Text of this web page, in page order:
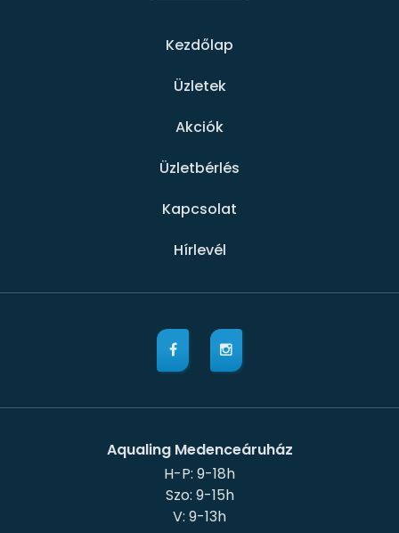
Kezdőlap
Üzletek
Akciók
Üzletbérlés
Kapcsolat
Hírlevél
Aqualing Medenceáruház
H-P: 9-18h
Szo: 9-15h